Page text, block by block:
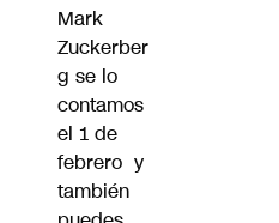
Mark
Zuckerber
g se lo
contamos
el 1 de
febrero y
también